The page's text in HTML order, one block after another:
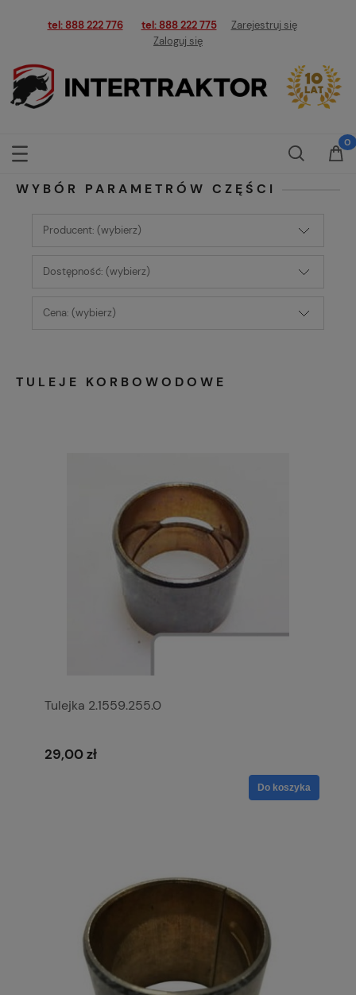
tel: 888 222 776 tel: 888 222 775
Zarejestruj się
Zaloguj się
WYBÓR PARAMETRÓW CZĘŚCI
Producent: (wybierz)
Dostępność: (wybierz)
Cena: (wybierz)
TULEJE KORBOWODOWE
Tulejka 2.1559.255.0
29,00 zł
Do koszyka